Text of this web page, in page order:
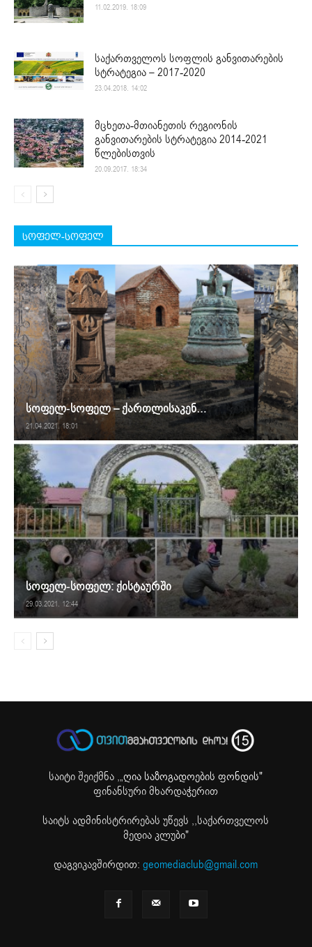
11.02.2019. 18:09
საქართველოს სოფლის განვითარების
სტრატეგია – 2017-2020
23.04.2018. 14:02
მცხეთა-მთიანეთის რეგიონის
განვითარების სტრატეგია 2014-2021
წლებისთვის
20.09.2017. 18:34
სოფელ-სოფელ
სოფელ-სოფელ – ქართლისაკენ…
21.04.2021. 18:01
სოფელ-სოფელ: ქისტაურში
29.03.2021. 12:44
საიტი შეიქმნა ,„ღია საზოგადოების ფონდის"
ფინანსური მხარდაჭერით
საიტს ადმინისტრირებას უწევს ,,საქართველოს
მედია კლუბი"
დაგვიკავშირდით:geomediaclub@gmail.com